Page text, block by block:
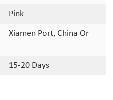
Pink
Xiamen Port, China Or
15-20 Days